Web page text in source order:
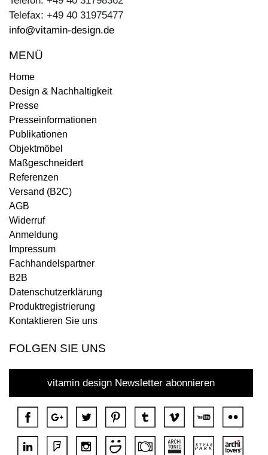
Telefax: +49 40 31975477
info@vitamin-design.de
MENÜ
Home
Design & Nachhaltigkeit
Presse
Presseinformationen
Publikationen
Objektmöbel
Maßgeschneidert
Referenzen
Versand (B2C)
AGB
Widerruf
Anmeldung
Impressum
Fachhandelspartner
B2B
Datenschutzerklärung
Produktregistrierung
Kontaktieren Sie uns
FOLGEN SIE UNS
vitamin design Newsletter abonnieren